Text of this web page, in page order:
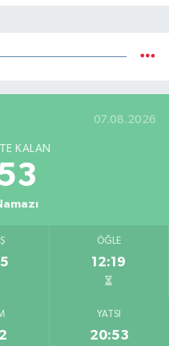
07.08.2026
KALAN
ÖĞLE
12:19
YATSI
20:53